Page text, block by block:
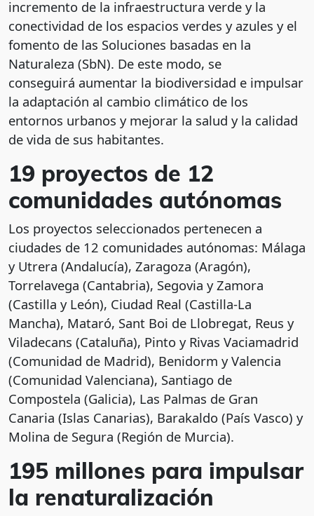
incremento de la infraestructura verde y la
conectividad de los espacios verdes y azules y el
fomento de las Soluciones basadas en la
Naturaleza (SbN). De este modo, se
conseguirá aumentar la biodiversidad e impulsar
la adaptación al cambio climático de los
entornos urbanos y mejorar la salud y la calidad
de vida de sus habitantes.
19 proyectos de 12
comunidades autónomas
Los proyectos seleccionados pertenecen a
ciudades de 12 comunidades autónomas: Málaga
y Utrera (Andalucía), Zaragoza (Aragón),
Torrelavega (Cantabria), Segovia y Zamora
(Castilla y León), Ciudad Real (Castilla-La
Mancha), Mataró, Sant Boi de Llobregat, Reus y
Viladecans (Cataluña), Pinto y Rivas Vaciamadrid
(Comunidad de Madrid), Benidorm y Valencia
(Comunidad Valenciana), Santiago de
Compostela (Galicia), Las Palmas de Gran
Canaria (Islas Canarias), Barakaldo (País Vasco) y
Molina de Segura (Región de Murcia).
195 millones para impulsar
la renaturalización